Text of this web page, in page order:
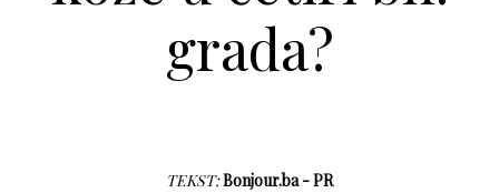
grada?
TEKST:Bonjour.ba - PR